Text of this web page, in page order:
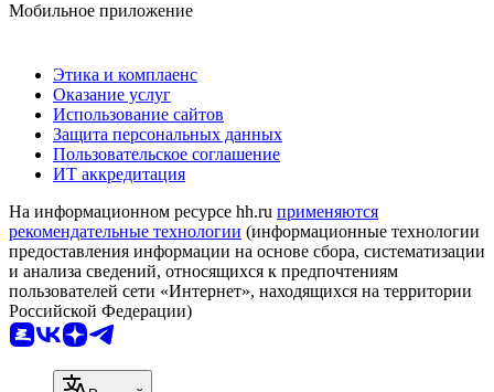
Мобильное приложение
Этика и комплаенс
Оказание услуг
Использование сайтов
Защита персональных данных
Пользовательское соглашение
ИТ аккредитация
На информационном ресурсе hh.ru применяются
рекомендательные технологии (информационные технологии
предоставления информации на основе сбора, систематизации
и анализа сведений, относящихся к предпочтениям
пользователей сети «Интернет», находящихся на территории
Российской Федерации)